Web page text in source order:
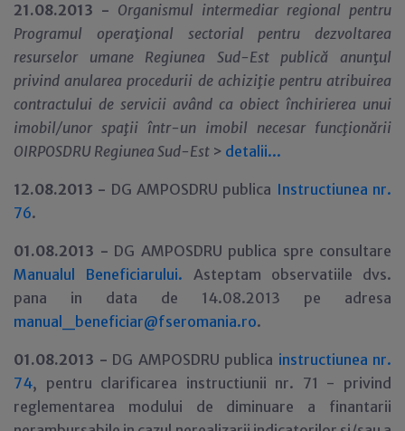
21.08.2013 - Organismul intermediar regional pentru
Programul operaţional sectorial pentru dezvoltarea
resurselor umane Regiunea Sud-Est publică anunţul
privind anularea procedurii de achiziţie pentru atribuirea
contractului de servicii având ca obiect închirierea unui
imobil/unor spaţii într-un imobil necesar funcţionării
OIRPOSDRU Regiunea Sud-Est > detalii...
12.08.2013 - DG AMPOSDRU publica Instructiunea nr.
76.
01.08.2013 - DG AMPOSDRU publica spre consultare
Manualul Beneficiarului. Asteptam observatiile dvs.
pana in data de 14.08.2013 pe adresa
manual_beneficiar@fseromania.ro.
01.08.2013 - DG AMPOSDRU publica instructiunea nr.
74, pentru clarificarea instructiunii nr. 71 - privind
reglementarea modului de diminuare a finantarii